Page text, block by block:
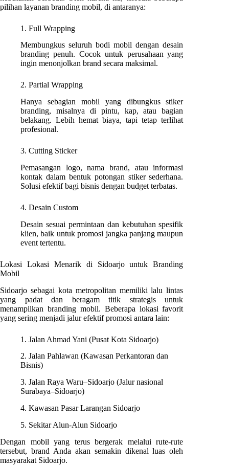
pilihan layanan branding mobil, di antaranya:
1. Full Wrapping
Membungkus seluruh bodi mobil dengan desain
branding penuh. Cocok untuk perusahaan yang
ingin menonjolkan brand secara maksimal.
2. Partial Wrapping
Hanya sebagian mobil yang dibungkus stiker
branding, misalnya di pintu, kap, atau bagian
belakang. Lebih hemat biaya, tapi tetap terlihat
profesional.
3. Cutting Sticker
Pemasangan logo, nama brand, atau informasi
kontak dalam bentuk potongan stiker sederhana.
Solusi efektif bagi bisnis dengan budget terbatas.
4. Desain Custom
Desain sesuai permintaan dan kebutuhan spesifik
klien, baik untuk promosi jangka panjang maupun
event tertentu.
Lokasi Lokasi Menarik di Sidoarjo untuk Branding
Mobil
Sidoarjo sebagai kota metropolitan memiliki lalu lintas
yang padat dan beragam titik strategis untuk
menampilkan branding mobil. Beberapa lokasi favorit
yang sering menjadi jalur efektif promosi antara lain:
1. Jalan Ahmad Yani (Pusat Kota Sidoarjo)
2. Jalan Pahlawan (Kawasan Perkantoran dan
Bisnis)
3. Jalan Raya Waru–Sidoarjo (Jalur nasional
Surabaya–Sidoarjo)
4. Kawasan Pasar Larangan Sidoarjo
5. Sekitar Alun-Alun Sidoarjo
Dengan mobil yang terus bergerak melalui rute-rute
tersebut, brand Anda akan semakin dikenal luas oleh
masyarakat Sidoarjo.